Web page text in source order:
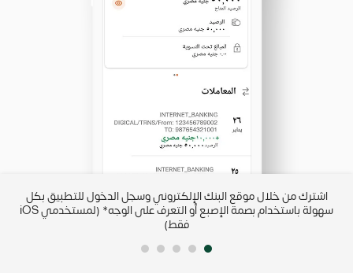
اشترك من خلال موقع البنك الإلكتروني وسجل الدخول للتطبيق بكل
سهولة باستخدام بصمة الإصبع أو التعرف على الوجه* (لمستخدمي iOS
فقط)